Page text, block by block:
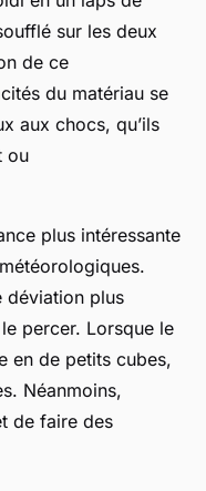
sur les deux
de ce
du matériau se
aux chocs, qu’ils
ou
plus intéressante
déviation plus
percer. Lorsque le
en de petits cubes,
Néanmoins,
de faire des